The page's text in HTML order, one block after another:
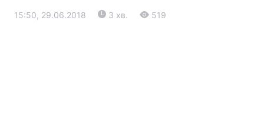
15:50, 29.06.2018 3 хв. 519